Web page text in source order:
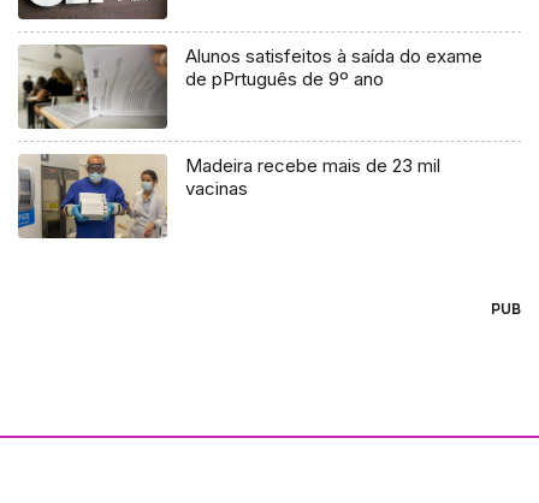
Alunos satisfeitos à saída do exame
de pPrtuguês de 9º ano
Madeira recebe mais de 23 mil
vacinas
PUB